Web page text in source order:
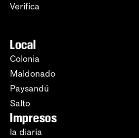
Verifica
Local
Colonia
Maldonado
Paysandú
Salto
Impresos
la diaria